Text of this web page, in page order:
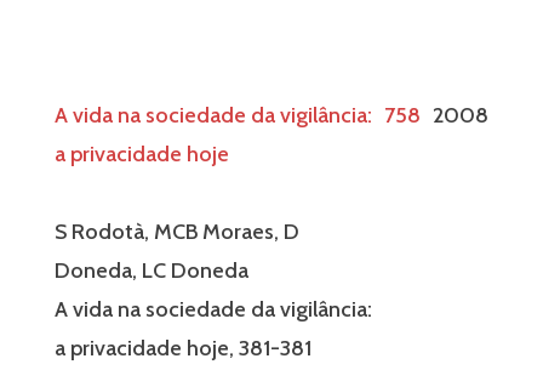
A vida na sociedade da vigilância:
a privacidade hoje
S Rodotà, MCB Moraes, D
Doneda, LC Doneda
A vida na sociedade da vigilância:
a privacidade hoje, 381-381
758 2008